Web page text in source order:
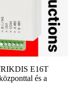
E16T
és a